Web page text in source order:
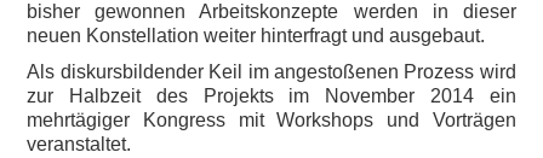
bisher gewonnen Arbeitskonzepte werden in dieser
neuen Konstellation weiter hinterfragt und ausgebaut.
Als diskursbildender Keil im angestoßenen Prozess wird
zur Halbzeit des Projekts im November 2014 ein
mehrtägiger Kongress mit Workshops und Vorträgen
veranstaltet.